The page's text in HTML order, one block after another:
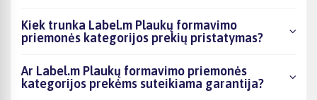
Kiek trunka Label.m Plaukų formavimo
priemonės kategorijos prekių pristatymas?
Ar Label.m Plaukų formavimo priemonės
kategorijos prekėms suteikiama garantija?